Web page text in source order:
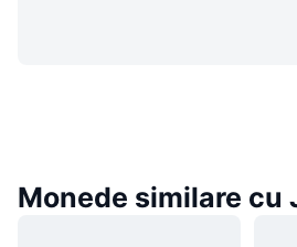
Monede similare cu